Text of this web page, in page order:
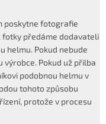
poskytne fotografie
fotky předáme dodavateli
helmu. Pokud nebude
výrobce. Pokud už přilba
podobnou helmu v
tohoto způsobu
protože v procesu